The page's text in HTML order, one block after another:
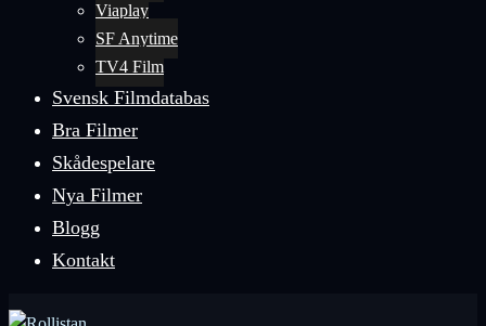
Viaplay
SF Anytime
TV4 Film
Svensk Filmdatabas
Bra Filmer
Skådespelare
Nya Filmer
Blogg
Kontakt